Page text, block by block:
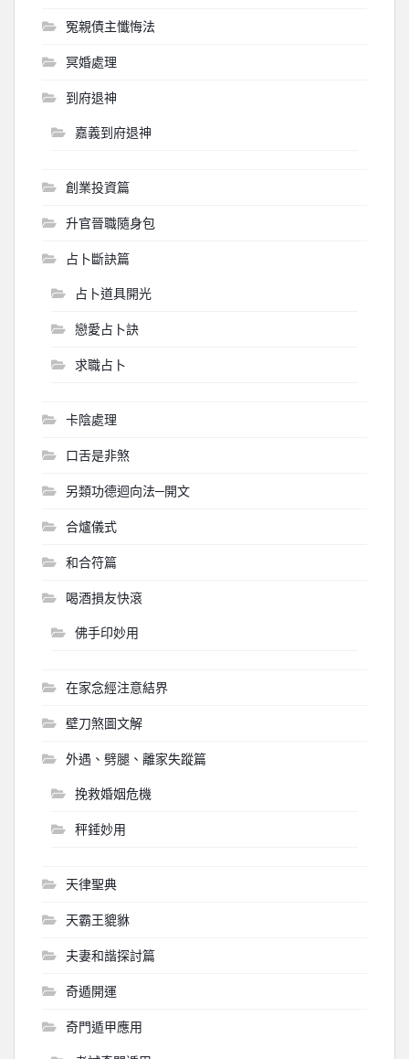
冤親債主懺悔法
冥婚處理
到府退神
嘉義到府退神
創業投資篇
升官晉職隨身包
占卜斷訣篇
占卜道具開光
戀愛占卜訣
求職占卜
卡陰處理
口舌是非煞
另類功德迴向法─開文
合爐儀式
和合符篇
喝酒損友快滾
佛手印妙用
在家念經注意結界
壁刀煞圖文解
外遇、劈腿、離家失蹤篇
挽救婚姻危機
秤錘妙用
天律聖典
天霸王貔貅
夫妻和諧探討篇
奇遁開運
奇門遁甲應用